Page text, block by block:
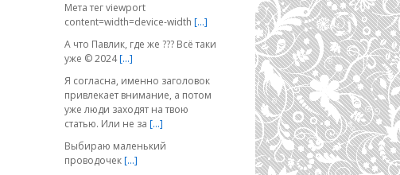
Мета тег viewport
content=width=device-width […]
А что Павлик, где же ??? Всё таки
уже © 2024[…]
Я согласна, именно заголовок
привлекает внимание, а потом
уже люди заходят на твою
статью. Или не за […]
Выбираю маленький
проводочек[…]